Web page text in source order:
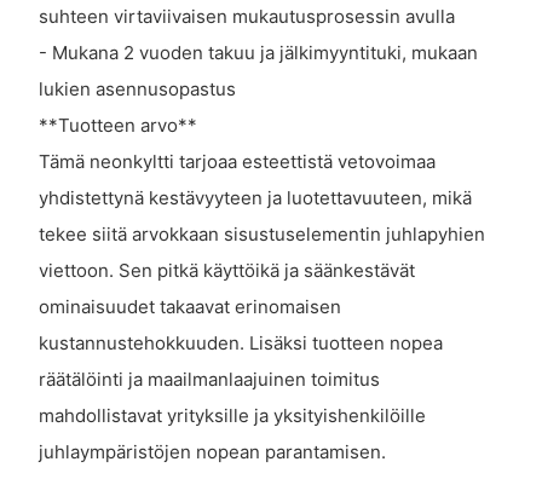
suhteen virtaviivaisen mukautusprosessin avulla
- Mukana 2 vuoden takuu ja jälkimyyntituki, mukaan
lukien asennusopastus
**Tuotteen arvo**
Tämä neonkyltti tarjoaa esteettistä vetovoimaa
yhdistettynä kestävyyteen ja luotettavuuteen, mikä
tekee siitä arvokkaan sisustuselementin juhlapyhien
viettoon. Sen pitkä käyttöikä ja säänkestävät
ominaisuudet takaavat erinomaisen
kustannustehokkuuden. Lisäksi tuotteen nopea
räätälöinti ja maailmanlaajuinen toimitus
mahdollistavat yrityksille ja yksityishenkilöille
juhlaympäristöjen nopean parantamisen.